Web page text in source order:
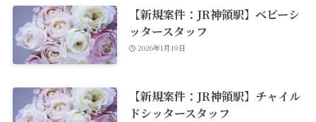
【新規案件：JR神領駅】ベビーシ
ッタースタッフ
2026年1月19日
【新規案件：JR神領駅】チャイル
ドシッタースタッフ